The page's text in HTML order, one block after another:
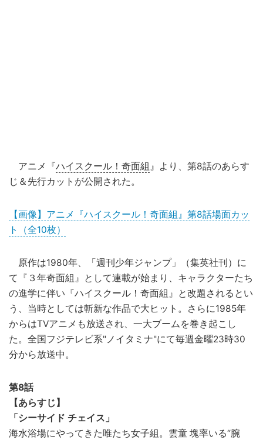
アニメ『ハイスクール！奇面組 』より、第8話のあらす
じ＆先行カットが公開された。
【画像】アニメ『ハイスクール！奇面組』第8話場面カッ
ト（全10枚）
原作は1980年、「週刊少年ジャンプ」（集英社刊）に
て『３年奇面組』として連載が始まり、キャラクターたち
の進学に伴い『ハイスクール！奇面組』と改題されるとい
う、当時としては斬新な作品で大ヒット。さらに1985年
からはTVアニメも放送され、一大ブームを巻き起こし
た。全国フジテレビ系"ノイタミナ"にて毎週金曜23時30
分から放送中。
第8話
【あらすじ】
「シーサイド チェイス」
海水浴場にやってきた唯たち女子組。雲童 塊率いる“腕